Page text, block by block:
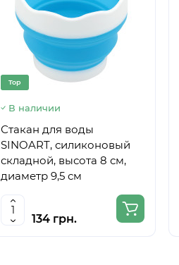
Top
В наличии
Стакан для воды
SINOART, силиконовый
складной, высота 8 см,
диаметр 9,5 см
134 грн.